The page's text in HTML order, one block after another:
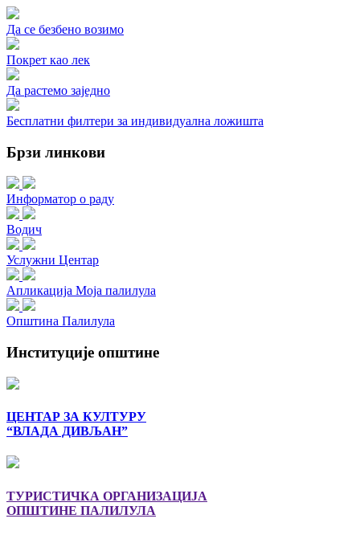
Да се безбено возимо
Покрет као лек
Да растемо заједно
Бесплатни филтери за индивидуална ложишта
Брзи линкови
Информатор о раду
Водич
Услужни Центар
Апликација Моја палилула
Општина Палилула
Институције општине
ЦЕНТАР ЗА КУЛТУРУ
“ВЛАДА ДИВЉАН”
ТУРИСТИЧКА ОРГАНИЗАЦИЈА
ОПШТИНЕ ПАЛИЛУЛА